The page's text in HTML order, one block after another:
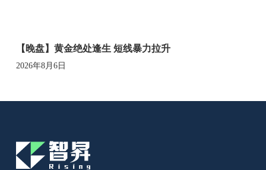
【晚盘】黄金绝处逢生 短线暴力拉升
2026年8月6日